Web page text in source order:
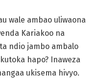
wale ambao uliwaona
Kariakoo na
ndio jambo ambalo
hapo? Inaweza
ukisema hivyo.